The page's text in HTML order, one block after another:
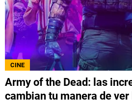
CINE
Army of the Dead: las
cambian tu manera de